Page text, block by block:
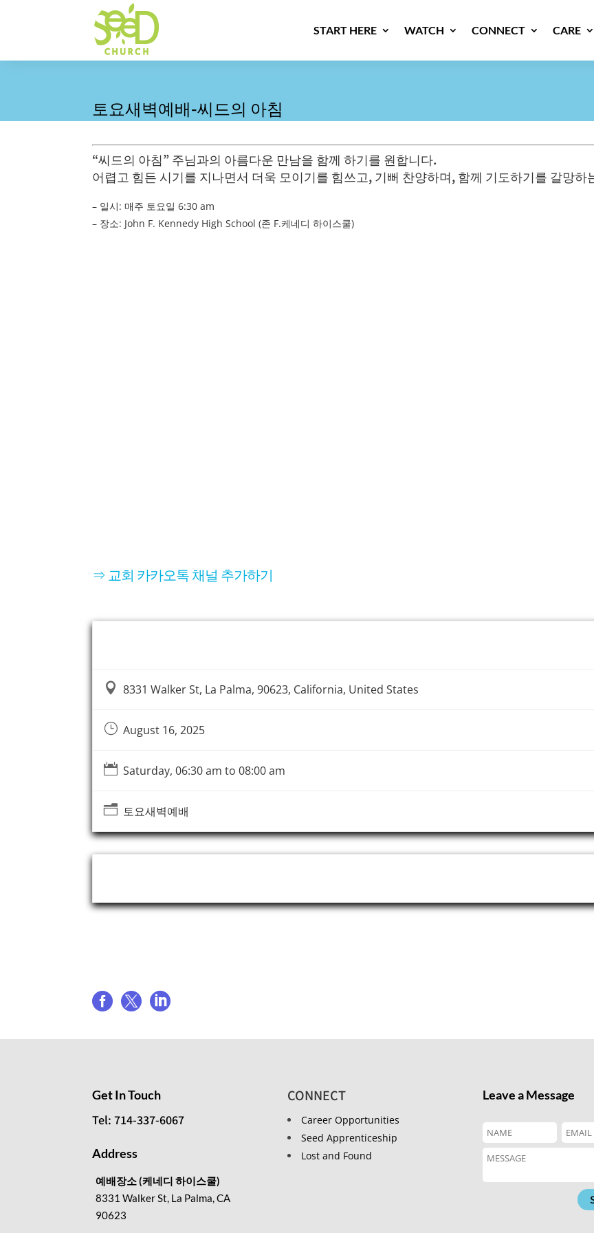
START HERE WATCH CONNECT CARE
토요새벽예배-씨드의 아침
“씨드의 아침” 주님과의 아름다운 만남을 함께 하기를 원합니다.
어렵고 힘든 시기를 지나면서 더욱 모이기를 힘쓰고, 기뻐 찬양하며, 함께 기도하기를 갈망
– 일시: 매주 토요일 6:30 am
– 장소: John F. Kennedy High School (존 F.케네디 하이스쿨)
⇒ 교회 카카오톡 채널 추가하기
 8331 Walker St, La Palma, 90623, California, United States
} August 16, 2025
 Saturday, 06:30 am to 08:00 am
n 토요새벽예배
  
Get In Touch
Tel: 714-337-6067
Address
예배장소 (케네디 하이스쿨)
8331 Walker St, La Palma, CA
90623
CONNECT
Career Opportunities
Seed Apprenticeship
Lost and Found
Leave a Message